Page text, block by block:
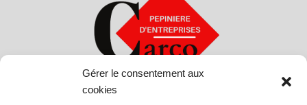
Gérer le consentement aux
cookies